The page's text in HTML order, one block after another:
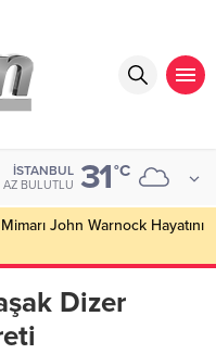
İSTANBUL
AZ BULUTLU 31°C
Varyant Alarmı: Tekrar Aşı
Dizer